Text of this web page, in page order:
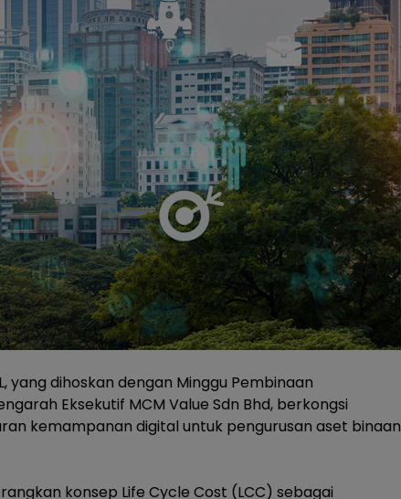
yang dihoskan dengan Minggu Pembinaan
Eksekutif MCM Value Sdn Bhd, berkongsi
kemampanan digital untuk pengurusan aset binaan
konsep Life Cycle Cost (LCC) sebagai